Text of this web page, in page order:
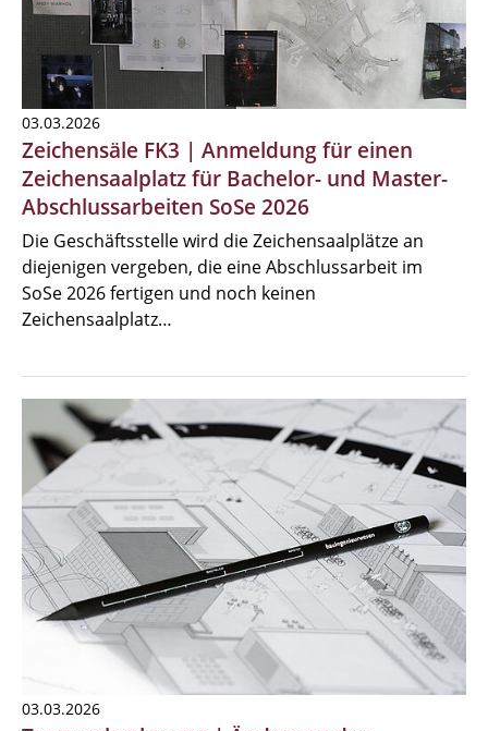
03.03.2026
Zeichensäle FK3 | Anmeldung für einen
Zeichensaalplatz für Bachelor- und Master-
Abschlussarbeiten SoSe 2026
Die Geschäftsstelle wird die Zeichensaalplätze an
diejenigen vergeben, die eine Abschlussarbeit im
SoSe 2026 fertigen und noch keinen
Zeichensaalplatz…
03.03.2026